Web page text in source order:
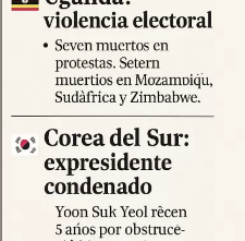
de réplicas